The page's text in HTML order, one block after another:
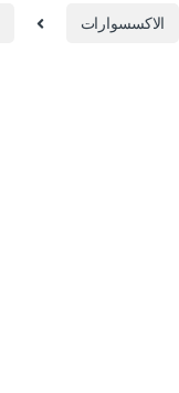
الاكسسوارات